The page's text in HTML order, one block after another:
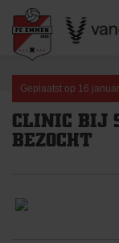
content
Geplaatst op 16
CLINIC BIJ
BEZOCHT